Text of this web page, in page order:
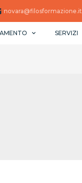
novara@filosformazione.it
SERVIZI